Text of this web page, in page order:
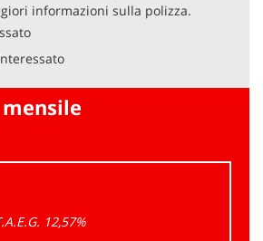
informazioni sulla polizza.
12,57%